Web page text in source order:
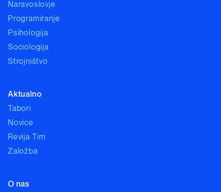
Naravoslovje
Programiranje
Psihologija
Sociologija
Strojništvo
Aktualno
Tabori
Novice
Revija Tim
Založba
O nas